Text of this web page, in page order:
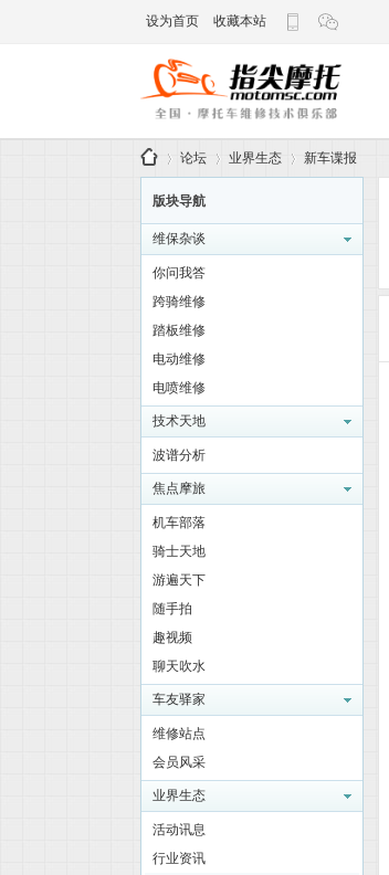
设为首页 收藏本站
指
尖
摩
»
论坛
›
业界生态
›
新车谍报
版块导航
维保杂谈
你问我答
跨骑维修
踏板维修
电动维修
电喷维修
技术天地
波谱分析
焦点摩旅
机车部落
骑士天地
游遍天下
随手拍
趣视频
聊天吹水
车友驿家
维修站点
会员风采
业界生态
活动讯息
行业资讯